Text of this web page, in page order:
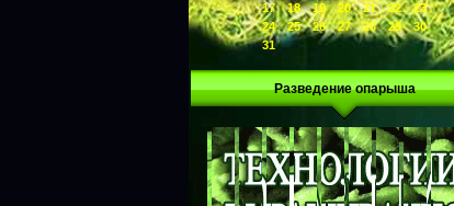
17
18 19 20 21 22
23
24
25 26 27 28 29
30
31
Разведение опарыша